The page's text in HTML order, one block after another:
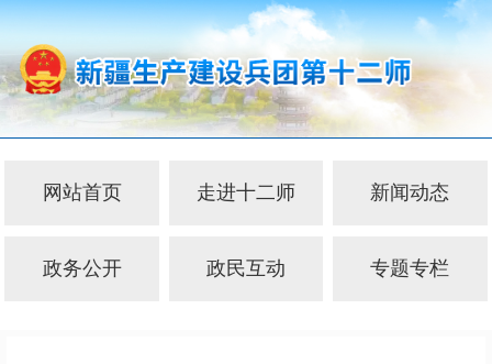
网站首页 走进十二师 新闻动态
政务公开 政民互动 专题专栏